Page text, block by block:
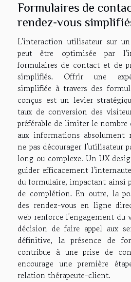
Formulaires de
rendez-vous
L'interaction utilisateur sur
peut être optimisée par
formulaires de contact et de
simplifiés. Offrir une
simplifiée à travers des
conçus est un levier
taux de conversion des
préférable de limiter le nombre
aux informations absolument
ne pas décourager l'utilisateur
long ou complexe. Un UX
guider efficacement
du formulaire, impactant ainsi
de complétion. En outre, la
des rendez-vous en ligne
web renforce l'engagement du
décision de faire appel aux
définitive, la présence de
contribue à une prise de
encourage une première
relation thérapeute-client.